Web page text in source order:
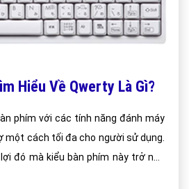
Hiểu Về Qwerty Là Gì?
phím với các tính năng đánh máy
một cách tối đa cho người sử dụng.
đó mà kiểu bàn phím này trở nên